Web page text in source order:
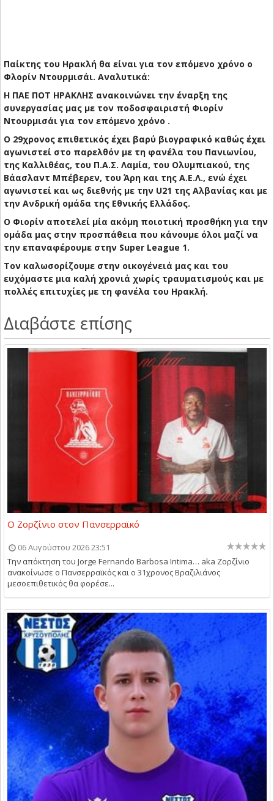
Παίκτης του Ηρακλή θα είναι για τον επόμενο χρόνο ο
Φλορίν Ντουρμισάι. Αναλυτικά:
H ΠΑΕ ΠΟΤ ΗΡΑΚΛΗΣ ανακοινώνει την έναρξη της
συνεργασίας μας με τον ποδοσφαιριστή Φιορίν
Ντουρμισάι για τoν επόμενο χρόνο .
Ο 29χρονος επιθετικός έχει βαρύ βιογραφικό καθώς έχει
αγωνιστεί στο παρελθόν με τη φανέλα του Πανιωνίου,
της Καλλιθέας, του Π.Α.Σ. Λαμία, του Ολυμπιακού, της
Βάασλαντ Μπέβερεν, του Άρη και της Α.Ε.Λ., ενώ έχει
αγωνιστεί και ως διεθνής με την U21 της Αλβανίας και με
την Ανδρική ομάδα της Εθνικής Ελλάδος.
Ο Φιορίν αποτελεί μία ακόμη ποιοτική προσθήκη για την
ομάδα μας στην προσπάθεια που κάνουμε όλοι μαζί να
την επαναφέρουμε στην Super League 1.
Τον καλωσορίζουμε στην οικογένειά μας και του
ευχόμαστε μια καλή χρονιά χωρίς τραυματισμούς και με
πολλές επιτυχίες με τη φανέλα του Ηρακλή.
Διαβάστε επίσης
Ο Ζορζίνιο στον Πανσερραϊκό
06 Αυγούστου 2026 23:51
Την απόκτηση του Jorge Fernando Barbosa Intima… aka Ζορζίνιο
ανακοίνωσε ο Πανσερραϊκός και ο 31χρονος Βραζιλιάνος
μεσοεπιθετικός θα φορέσε...